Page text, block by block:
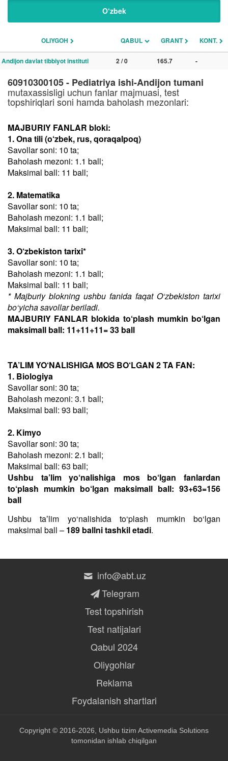
O‘zbek
OLIYGOH QABUL GRANT KONT.
Andijon davlat tibbiyot instituti 2 / 0 165.7 -
60910300105 - Pediatriya ishi-Andijon tumani
mutaxassisligi uchun fanlar majmuasi, test
topshiriqlari soni hamda baholash mezonlari:
MAJBURIY FANLAR bloki:
1. Ona tili (o‘zbek, rus, qoraqalpoq)
Savollar soni: 10 ta;
Baholash mezoni: 1.1 ball;
Maksimal ball: 11 ball;
2. Matematika
Savollar soni: 10 ta;
Baholash mezoni: 1.1 ball;
Maksimal ball: 11 ball;
3. O‘zbekiston tarixi*
Savollar soni: 10 ta;
Baholash mezoni: 1.1 ball;
Maksimal ball: 11 ball;
* Majburiy blokning ushbu fanida faqat O‘zbekiston tarixi
bo‘yicha savollar beriladi.
MAJBURIY FANLAR blokida to‘plash mumkin bo‘lgan
maksimall ball: 11+11+11= 33 ball
TA’LIM YO‘NALISHIGA MOS BO‘LGAN 2 TA FAN:
1. Biologiya
Savollar soni: 30 ta;
Baholash mezoni: 3.1 ball;
Maksimal ball: 93 ball;
2. Kimyo
Savollar soni: 30 ta;
Baholash mezoni: 2.1 ball;
Maksimal ball: 63 ball;
Ushbu ta’lim yo‘nalishiga mos bo‘lgan fanlardan
to‘plash mumkin bo‘lgan maksimall ball: 93+63=156
ball
Ushbu taʼlim yo‘nalishida to‘plash mumkin bo‘lgan
maksimal ball – 189 ballni tashkil etadi.
info@abt.uz
Telegram
Test topshirish
Test natijalari
Qabul 2024
Oliygohlar
Reklama
Foydalanish shartlari
Copyright © 2016-2026, Ushbu tizim Activemedia Solutions
tomonidan ishlab chiqilgan